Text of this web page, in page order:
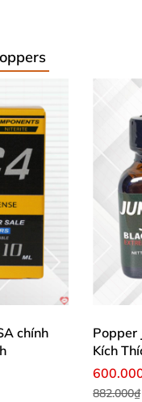
chính
Popper
Kích
882.000₫